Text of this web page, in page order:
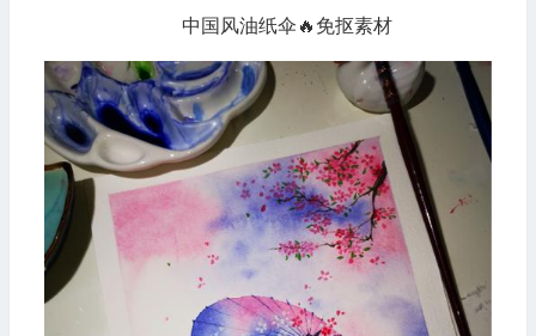
中国风油纸伞🔥免抠素材